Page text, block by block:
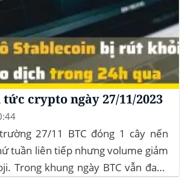
crypto ngày 27/11/2023
27/11 BTC đóng 1 cây nến
tuần liên tiếp nhưng volume giảm
Trong khung ngày BTC vẫn đang